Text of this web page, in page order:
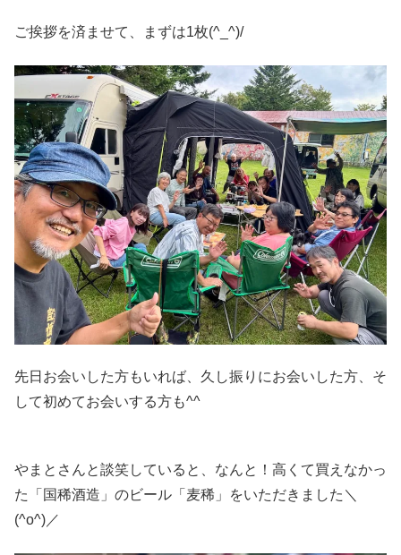
ご挨拶を済ませて、まずは1枚(^_^)/
先日お会いした方もいれば、久し振りにお会いした方、そ
して初めてお会いする方も^^
やまとさんと談笑していると、なんと！高くて買えなかっ
た「国稀酒造」のビール「麦稀」をいただきました＼
(^o^)／